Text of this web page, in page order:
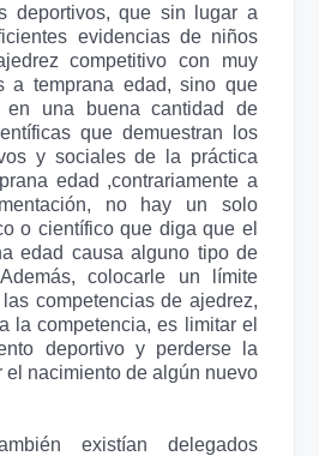
deportivos, que sin lugar a
evidencias de niños
competitivo con muy
a temprana edad, sino que
en una buena cantidad de
que demuestran los
y sociales de la práctica
edad ,contrariamente a
no hay un solo
o científico que diga que el
edad causa alguno tipo de
colocarle un límite
competencias de ajedrez,
la competencia, es limitar el
deportivo y perderse la
el nacimiento de algún nuevo
existían delegados